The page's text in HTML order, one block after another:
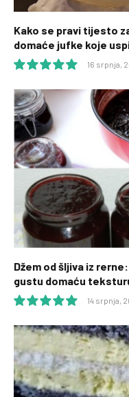
Kako se pravi tijesto
domaće jufke koje
10.0
16 srpnja,
Džem od šljiva iz
gustu domaću
10.0
14 srpnja,